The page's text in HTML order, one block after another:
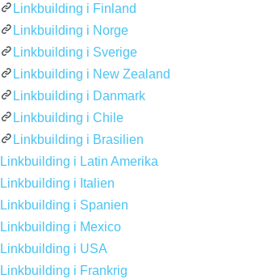
Linkbuilding i Finland
Linkbuilding i Norge
Linkbuilding i Sverige
Linkbuilding i New Zealand
Linkbuilding i Danmark
Linkbuilding i Chile
Linkbuilding i Brasilien
Linkbuilding i Latin Amerika
Linkbuilding i Italien
Linkbuilding i Spanien
Linkbuilding i Mexico
Linkbuilding i USA
Linkbuilding i Frankrig